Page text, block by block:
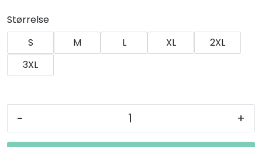
Størrelse
S
M L XL
2XL
3XL
- +